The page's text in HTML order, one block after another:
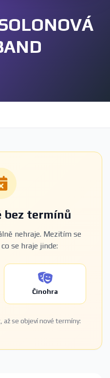
bez termínů
nehraje. Mezitím se
se hraje jinde:
Činohra
se objeví nové termíny: